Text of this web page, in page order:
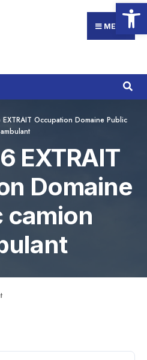
Ouvrir
MENU
Occupation Domaine Public
EXTRAIT
Domaine
camion